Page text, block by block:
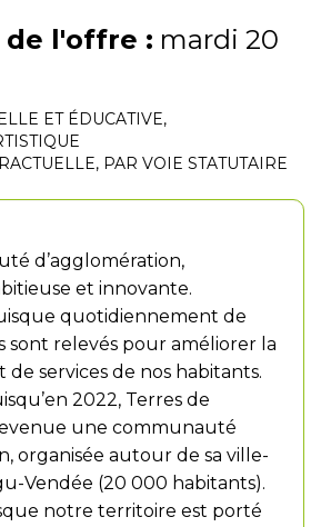
l'offre : mardi 20
ET ÉDUCATIVE,
, PAR VOIE STATUTAIRE
d’agglomération,
et innovante.
quotidiennement de
sont relevés pour améliorer la
services de nos habitants.
2022, Terres de
une communauté
organisée autour de sa ville-
Vendée (20 000 habitants).
notre territoire est porté